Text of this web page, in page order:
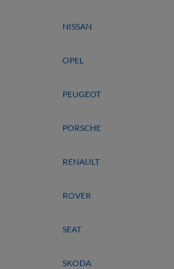
NISSAN
OPEL
PEUGEOT
PORSCHE
RENAULT
ROVER
SEAT
SKODA